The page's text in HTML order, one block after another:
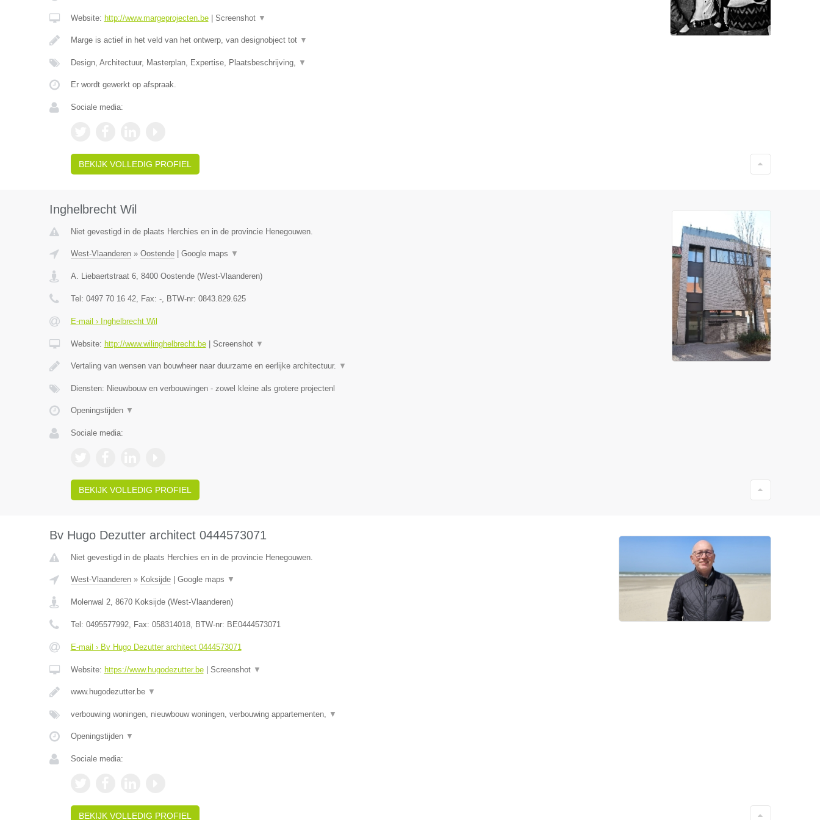
Website: http://www.margeprojecten.be| Screenshot ▼
Marge is actief in het veld van het ontwerp, van designobject tot ▼
Design, Architectuur, Masterplan, Expertise, Plaatsbeschrijving, ▼
Er wordt gewerkt op afspraak.
Sociale media:
BEKIJK VOLLEDIG PROFIEL
Inghelbrecht Wil
Niet gevestigd in de plaats Herchies en in de provincie Henegouwen.
West-Vlaanderen» Oostende| Google maps ▼
A. Liebaertstraat 6, 8400 Oostende(West-Vlaanderen)
Tel: 0497 70 16 42, Fax: -, BTW-nr: 0843.829.625
E-mail › Inghelbrecht Wil
Website: http://www.wilinghelbrecht.be| Screenshot ▼
Vertaling van wensen van bouwheer naar duurzame en eerlijke architectuur. ▼
Diensten: Nieuwbouw en verbouwingen - zowel kleine als grotere projectenl
Openingstijden ▼
Sociale media:
BEKIJK VOLLEDIG PROFIEL
Bv Hugo Dezutter architect 0444573071
Niet gevestigd in de plaats Herchies en in de provincie Henegouwen.
West-Vlaanderen» Koksijde| Google maps ▼
Molenwal 2, 8670 Koksijde(West-Vlaanderen)
Tel: 0495577992, Fax: 058314018, BTW-nr: BE0444573071
E-mail › Bv Hugo Dezutter architect 0444573071
Website: https://www.hugodezutter.be| Screenshot ▼
www.hugodezutter.be ▼
verbouwing woningen, nieuwbouw woningen, verbouwing appartementen, ▼
Openingstijden ▼
Sociale media:
BEKIJK VOLLEDIG PROFIEL